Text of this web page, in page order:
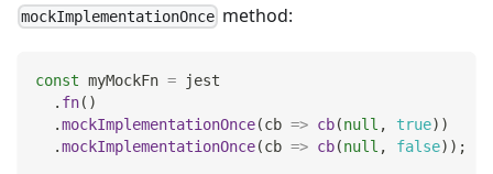
mockImplementationOnce method:
const myMockFn = jest
. fn( )
.mockImplementationOnce(cb => cb(null , true) )
.mockImplementationOnce(cb => cb(null , false) ) ;